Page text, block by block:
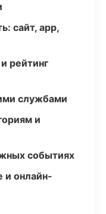
сайт, app,
рейтинг
службами
и
событиях
и онлайн-